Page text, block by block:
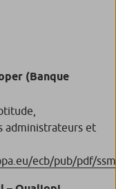
(Banque
administrateurs et
ecb/pub/pdf/